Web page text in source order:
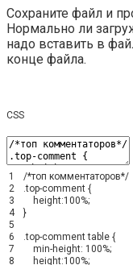
Сохраните файл и
Нормально ли
надо вставить в
конце файла.
CSS
1
2
3
4
5
6
7
8
/*топ комментаторов*/
.top-comment {
height:100%;
}
.top-comment table {
min-height: 100%;
height:100%;